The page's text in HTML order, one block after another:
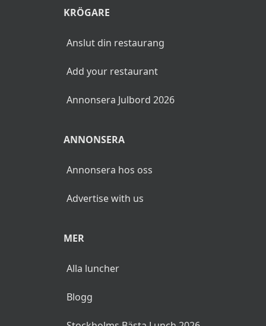
KRÖGARE
Anslut din restaurang
Add your restaurant
Annonsera Julbord 2026
ANNONSERA
Annonsera hos oss
Advertise with us
MER
Alla luncher
Blogg